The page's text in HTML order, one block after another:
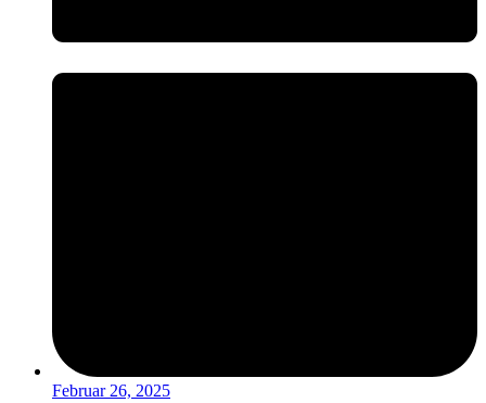
Februar 26, 2025